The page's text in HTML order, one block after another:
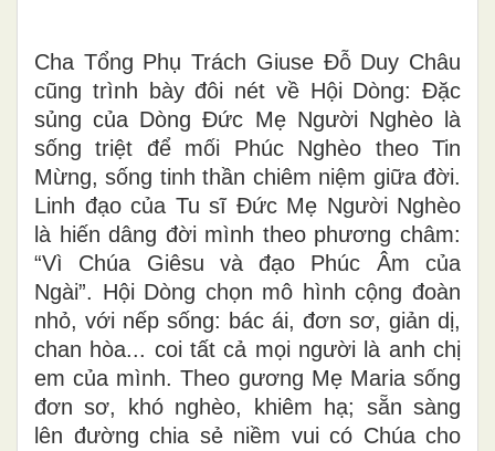
Cha Tổng Phụ Trách Giuse Đỗ Duy Châu
cũng trình bày đôi nét về Hội Dòng: Đặc
sủng của Dòng Đức Mẹ Người Nghèo là
sống triệt để mối Phúc Nghèo theo Tin
Mừng, sống tinh thần chiêm niệm giữa đời.
Linh đạo của Tu sĩ Đức Mẹ Người Nghèo
là hiến dâng đời mình theo phương châm:
“Vì Chúa Giêsu và đạo Phúc Âm của
Ngài”. Hội Dòng chọn mô hình cộng đoàn
nhỏ, với nếp sống: bác ái, đơn sơ, giản dị,
chan hòa... coi tất cả mọi người là anh chị
em của mình. Theo gương Mẹ Maria sống
đơn sơ, khó nghèo, khiêm hạ; sẵn sàng
lên đường chia sẻ niềm vui có Chúa cho